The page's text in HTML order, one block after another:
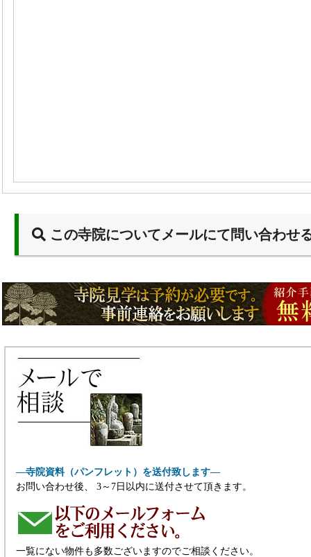
この寺院についてメールにて問い合わせ
―寺院資料（パンフレット）を送付致します―
お問い合わせ後、 3～7日以内に送付させて頂きます。
一覧にない物件も多数ございますのでご相談ください。